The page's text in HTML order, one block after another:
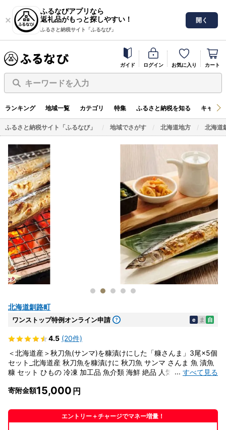
ふるなびアプリなら
返礼品がもっと探しやすい！
ふるさと納税サイト「ふるなび」
開く
ガイド ログイン お気に入り カート
キーワードを入力
ランキング 地域一覧 カテゴリ 特集 ふるさと納税を知る キャン
ふるさと納税サイト「ふるなび」 地域でさがす 北海道地方 北海道
北海道釧路町
ワンストップ特例オンライン申請 e ま 自
4.5 (20件)
＜北海道産＞秋刀魚(サンマ)を糠漬けにした「糠さんま」3尾×5個
セット_北海道産 秋刀魚を糠漬けに 秋刀魚 サンマ さんま 魚 漬魚
糠 セット ひもの 冷凍 加工品 魚介類 海鮮 絶品 人気 笹谷商店 直
域：離島】【1104703】
... すべて見る
寄附金額15,000
エントリー＋チャージでマネー増量！